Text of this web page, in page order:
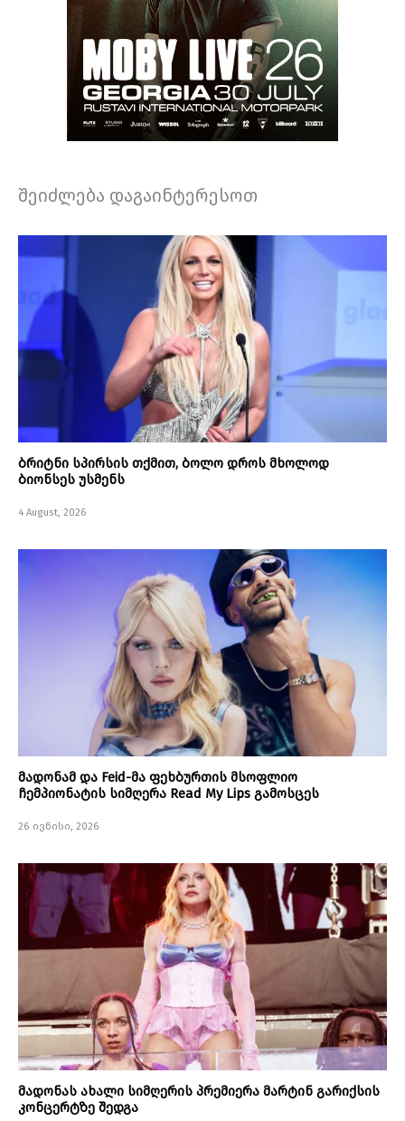
შეიძლება დაგაინტერესოთ
ბრიტნი სპირსის თქმით, ბოლო დროს მხოლოდ
ბიონსეს უსმენს
4 August, 2026
მადონამ და Feid-მა ფეხბურთის მსოფლიო
ჩემპიონატის სიმღერა Read My Lips გამოსცეს
26 ივნისი, 2026
მადონას ახალი სიმღერის პრემიერა მარტინ გარიქსის
კონცერტზე შედგა